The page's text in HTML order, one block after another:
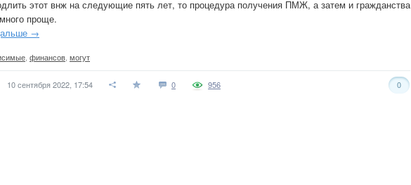
этот внж на следующие пять лет, то процедура получения ПМЖ, а затем и гражданства
проще.
→
финансов могут
10 сентября 2022, 17:54 0 0
956